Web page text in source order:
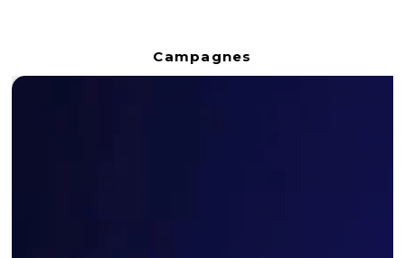
Campagnes